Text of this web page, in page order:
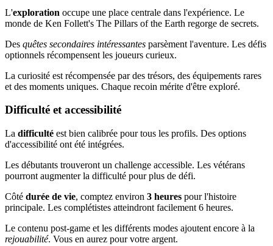
L'exploration occupe une place centrale dans l'expérience. Le
monde de Ken Follett's The Pillars of the Earth regorge de secrets.
Des quêtes secondaires intéressantes parsèment l'aventure. Les défis
optionnels récompensent les joueurs curieux.
La curiosité est récompensée par des trésors, des équipements rares
et des moments uniques. Chaque recoin mérite d'être exploré.
Difficulté et accessibilité
La difficulté est bien calibrée pour tous les profils. Des options
d'accessibilité ont été intégrées.
Les débutants trouveront un challenge accessible. Les vétérans
pourront augmenter la difficulté pour plus de défi.
Côté durée de vie, comptez environ 3 heures pour l'histoire
principale. Les complétistes atteindront facilement 6 heures.
Le contenu post-game et les différents modes ajoutent encore à la
rejouabilité. Vous en aurez pour votre argent.